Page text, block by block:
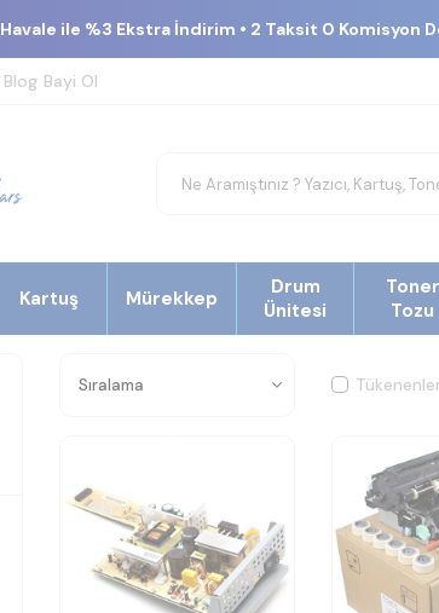
Havale ile %3 Ekstra İndirim • 2 Taksit 0 Komisyon
Blog Bayi Ol
Kartuş Mürekkep
Drum
Ünitesi
Toner
Tozu